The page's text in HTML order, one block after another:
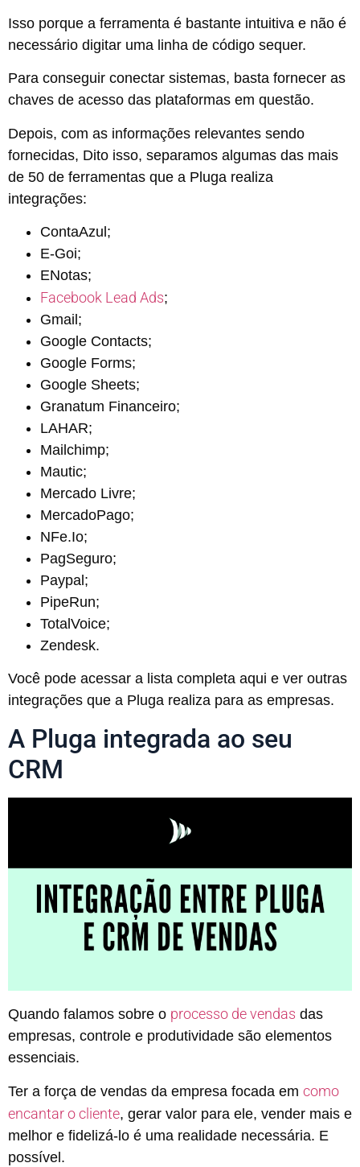
Isso porque a ferramenta é bastante intuitiva e não é
necessário digitar uma linha de código sequer.
Para conseguir conectar sistemas, basta fornecer as
chaves de acesso das plataformas em questão.
Depois, com as informações relevantes sendo
fornecidas, Dito isso, separamos algumas das mais
de 50 de ferramentas que a Pluga realiza
integrações:
ContaAzul;
E-Goi;
ENotas;
Facebook Lead Ads;
Gmail;
Google Contacts;
Google Forms;
Google Sheets;
Granatum Financeiro;
LAHAR;
Mailchimp;
Mautic;
Mercado Livre;
MercadoPago;
NFe.Io;
PagSeguro;
Paypal;
PipeRun;
TotalVoice;
Zendesk.
Você pode acessar a lista completa aqui e ver outras
integrações que a Pluga realiza para as empresas.
A Pluga integrada ao seu
CRM
Quando falamos sobre o processo de vendas das
empresas, controle e produtividade são elementos
essenciais.
Ter a força de vendas da empresa focada em como
encantar o cliente, gerar valor para ele, vender mais e
melhor e fidelizá-lo é uma realidade necessária. E
possível.